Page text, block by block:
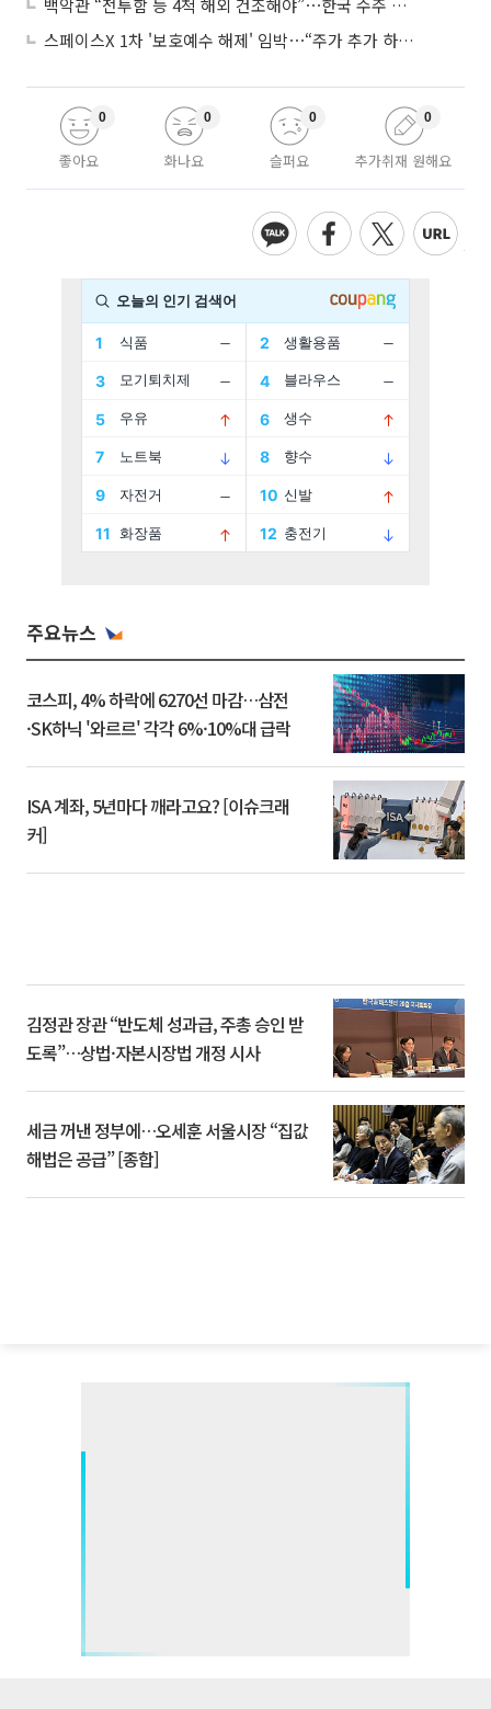
백악관 “전투함 등 4척 해외 건조해야”⋯한국 수주 기대
스페이스X 1차 '보호예수 해제' 임박⋯“주가 추가 하락 가능성”
좋아요
0
화나요
0
슬퍼요
0
추가취재 원해요
0
주요뉴스
코스피, 4% 하락에 6270선 마감…삼전
·SK하닉 '와르르' 각각 6%·10%대 급락
ISA 계좌, 5년마다 깨라고요? [이슈크래
커]
김정관 장관 “반도체 성과급, 주총 승인 받
도록”…상법·자본시장법 개정 시사
세금 꺼낸 정부에…오세훈 서울시장 “집값
해법은 공급” [종합]